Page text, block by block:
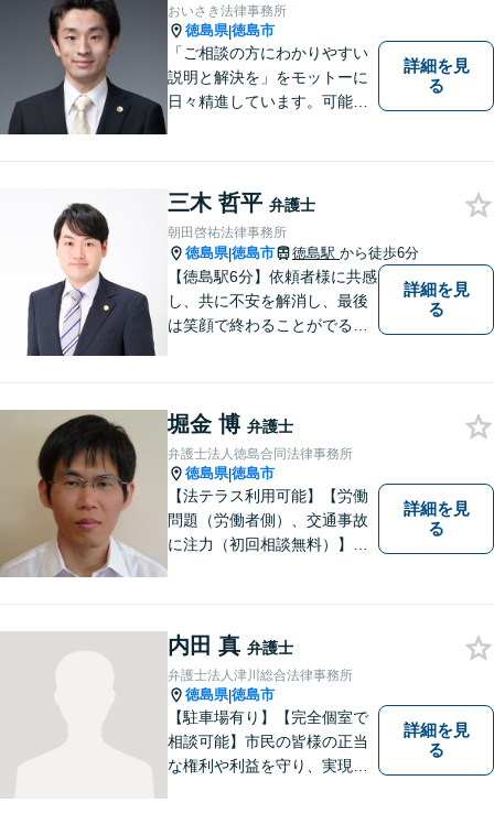
おいさき法律事務所
徳島県|徳島市
「ご相談の方にわかりやすい
説明と解決を」をモットーに
日々精進しています。可能な
詳細を見
る
三木 哲平 弁護士
朝田啓祐法律事務所
徳島県|徳島市 徳島駅 から徒歩6分
【徳島駅6分】依頼者様に共感
し、共に不安を解消し、最後
は笑顔で終わることがでるよ
相談にのっています。 まずは
ご相談ください。
詳細を見
る
堀金 博 弁護士
弁護士法人徳島合同法律事務所
徳島県|徳島市
【法テラス利用可能】【労働
問題（労働者側）、交通事故
に注力（初回相談無料）】市
務整理など）を中心に、社会
的事件にも対応いたします。
お気軽にご相談ください。
詳細を見
る
内田 真 弁護士
弁護士法人津川総合法律事務所
徳島県|徳島市
【駐車場有り】【完全個室で
相談可能】市民の皆様の正当
な権利や利益を守り、実現す
詳細を見
る